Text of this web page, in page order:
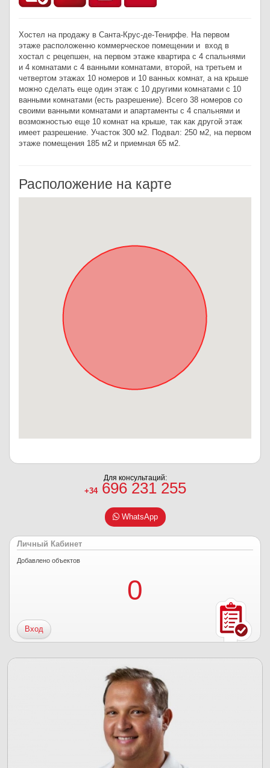
Хостел на продажу в Санта-Крус-де-Тенирфе. На первом
этаже расположенно коммерческое помещении и вход в
хостал с рецепшен, на первом этаже квартира с 4 спальнями
и 4 комнатами с 4 ванными комнатами, второй, на третьем и
четвертом этажах 10 номеров и 10 ванных комнат, а на крыше
можно сделать еще один этаж с 10 другими комнатами с 10
ванными комнатами (есть разрешение). Всего 38 номеров со
своими ванными комнатами и апартаменты с 4 спальнями и
возможностью еще 10 комнат на крыше, так как другой этаж
имеет разрешение. Участок 300 м2. Подвал: 250 м2, на первом
этаже помещения 185 м2 и приемная 65 м2.
Расположение на карте
Для консультаций:
+34696 231 255
WhatsApp
Личный Кабинет
Добавлено объектов
0
Вход